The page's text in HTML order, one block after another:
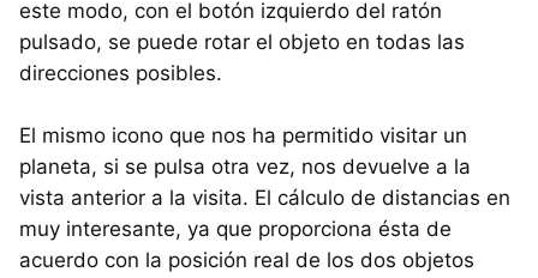
este modo, con el botón izquierdo del ratón
pulsado, se puede rotar el objeto en todas las
direcciones posibles.
El mismo icono que nos ha permitido visitar un
planeta, si se pulsa otra vez, nos devuelve a la
vista anterior a la visita. El cálculo de distancias en
muy interesante, ya que proporciona ésta de
acuerdo con la posición real de los dos objetos